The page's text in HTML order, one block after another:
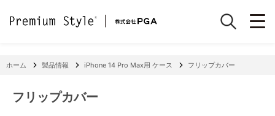
ホーム 製品情報 iPhone 14 Pro Max用 ケース フリップカバー
フリップカバー